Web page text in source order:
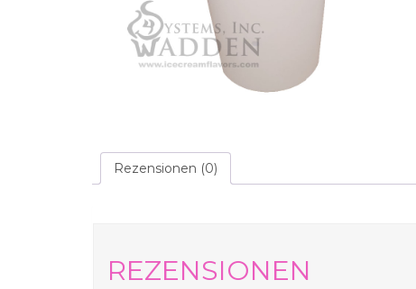
Rezensionen (0)
REZENSIONEN